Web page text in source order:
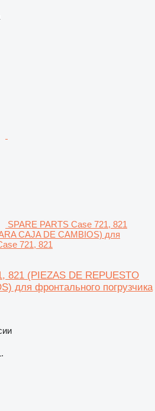
SPARE PARTS Case 721, 821
CAJA DE CAMBIOS) для
721, 821
821 (PIEZAS DE REPUESTO
для фронтального погрузчика